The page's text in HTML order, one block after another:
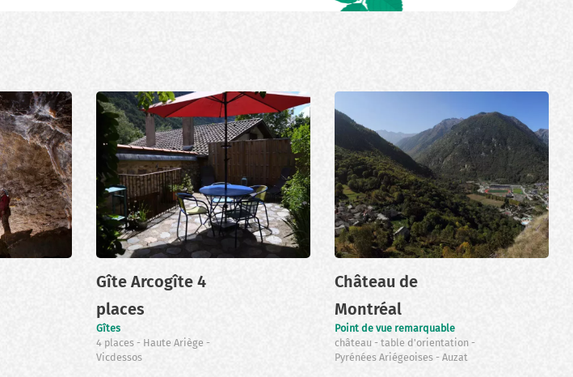
Gîte Arcogîte 4
places
Gîtes
4 places Haute Ariège
Vicdessos
Château de
Montréal
Point de vue remarquable
château table d'orientation
Pyrénées Ariégeoises Auzat